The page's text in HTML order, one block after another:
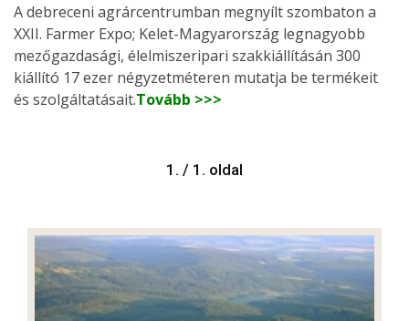
A debreceni agrárcentrumban megnyílt szombaton a
XXII. Farmer Expo; Kelet-Magyarország legnagyobb
mezőgazdasági, élelmiszeripari szakkiállításán 300
kiállító 17 ezer négyzetméteren mutatja be termékeit
és szolgáltatásait.Tovább >>>
1. / 1. oldal